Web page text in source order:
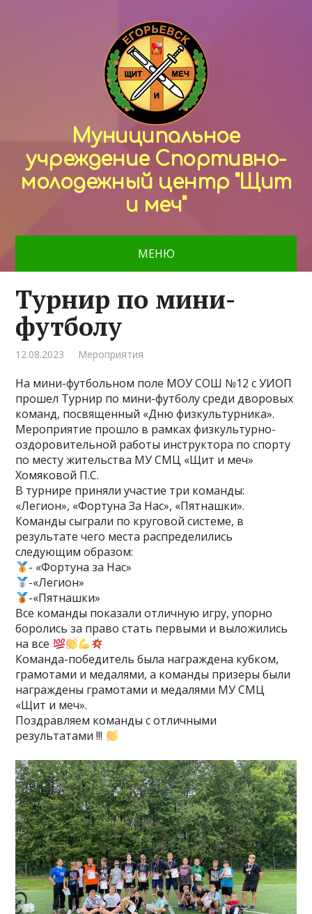
Муниципальное
учреждение Спортивно-
молодежный центр "Щит
и меч"
МЕНЮ
Турнир по мини-
футболу
12.08.2023 Мероприятия
На мини-футбольном поле МОУ СОШ №12 с УИОП
прошел Турнир по мини-футболу среди дворовых
команд, посвященный «Дню физкультурника».
Мероприятие прошло в рамках физкультурно-
оздоровительной работы инструктора по спорту
по месту жительства МУ СМЦ «Щит и меч»
Хомяковой П.С.
В турнире приняли участие три команды:
«Легион», «Фортуна За Нас», «Пятнашки».
Команды сыграли по круговой системе, в
результате чего места распределились
следующим образом:
- «Фортуна за Нас»
-«Легион»
-«Пятнашки»
Все команды показали отличную игру, упорно
боролись за право стать первыми и выложились
на все
Команда-победитель была награждена кубком,
грамотами и медалями, а команды призеры были
награждены грамотами и медалями МУ СМЦ
«Щит и меч».
Поздравляем команды с отличными
результатами !!!